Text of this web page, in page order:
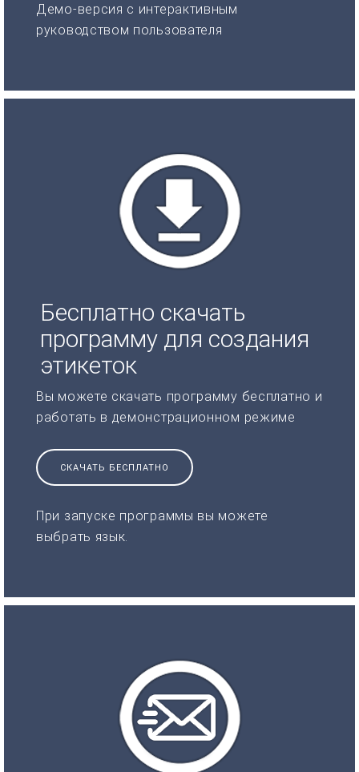
Демо-версия с интерактивным
руководством пользователя
Бесплатно скачать
программу для создания
этикеток
Вы можете скачать программу бесплатно и
работать в демонстрационном режиме
СКАЧАТЬ БЕСПЛАТНО
При запуске программы вы можете
выбрать язык.